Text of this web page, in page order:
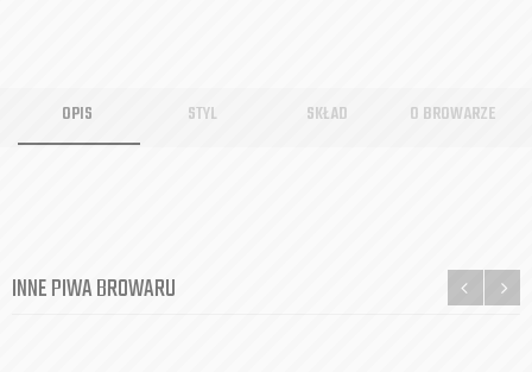
OPIS STYL SKŁAD O BROWARZE
INNE PIWA BROWARU